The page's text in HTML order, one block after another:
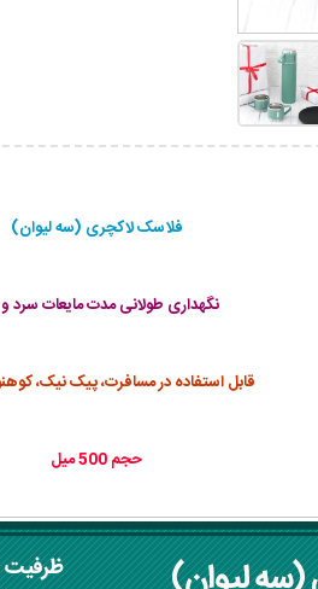
فلاسک لاکچری (سه لیوان)
نگهداری طولانی مدت مایعات سرد
قابل استفاده در مسافرت، پیک نیک،
حجم 500 میل